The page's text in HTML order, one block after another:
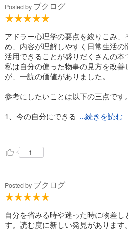
Posted by ブクログ
アドラー心理学の要点を絞りこみ、
め、内容が理解しやすく日常生活の
活用できることが盛りだくさんの本
私は自分の偏った物事の見方を改善
が、一読の価値がありました。
参考にしたいことは以下の三点です。
1、今の自分にできる ...続きを読む
私は、過去の人間関係で悩むこと
した。そんな私に、アドラーは、
無駄。」だと気づかせてくれました。
過去と他人は変えられないから、自
できない。だからこそ、健全に考え
ことをやっていこう。これからの自
1
Posted by ブクログ
自分を省みる時や迷った時に物差し
す。読む度に新しい発見があります